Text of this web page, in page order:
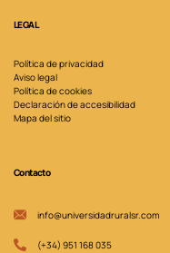
LEGAL
Política de privacidad
Aviso legal
Política de cookies
Declaración de accesibilidad
Mapa del sitio
Contacto
info@universidadruralsr.com
(+34) 951 168 035